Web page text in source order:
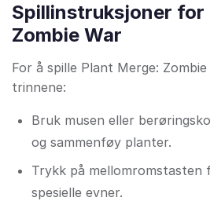
Spillinstruksjoner for
Zombie War
For å spille Plant Merge:
trinnene:
Bruk musen eller
og sammenføy planter.
Trykk på mellomromstasten
spesielle evner.